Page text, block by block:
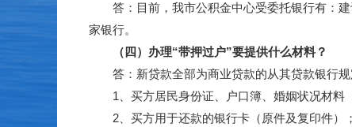
答：目前，我市公积金中心受委托银行有：建
家银行。
（四）办理“带押过户”要提供什么材料？
答：新贷款全部为商业贷款的从其贷款银行规
1、买方居民身份证、户口簿、婚姻状况材料
2、买方用于还款的银行卡（原件及复印件）；